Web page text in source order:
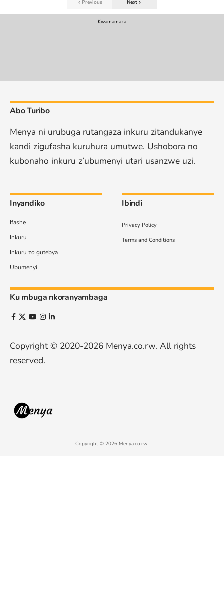
Previous Next
- Kwamamaza -
Abo Turibo
Menya ni urubuga rutangaza inkuru zitandukanye
kandi zigufasha kuruhura umutwe. Ushobora no
kubonaho inkuru z’ubumenyi utari usanzwe uzi.
Inyandiko
Ifashe
Inkuru
Inkuru zo gutebya
Ubumenyi
Ibindi
Privacy Policy
Terms and Conditions
Ku mbuga nkoranyambaga
Copyright © 2020-2026 Menya.co.rw. All rights
reserved.
Copyright © 2026 Menya.co.rw.